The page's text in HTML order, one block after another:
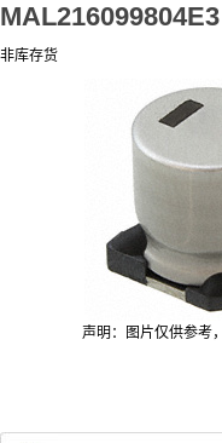
非库存货
声明：图片仅供参考